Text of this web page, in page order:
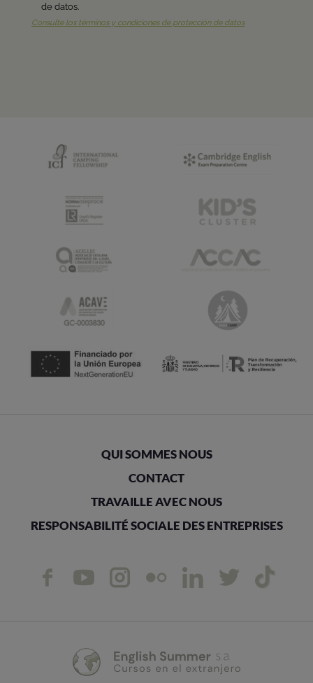
QUI SOMMES NOUS
CONTACT
TRAVAILLE AVEC NOUS
RESPONSABILITÉ SOCIALE DES ENTREPRISES